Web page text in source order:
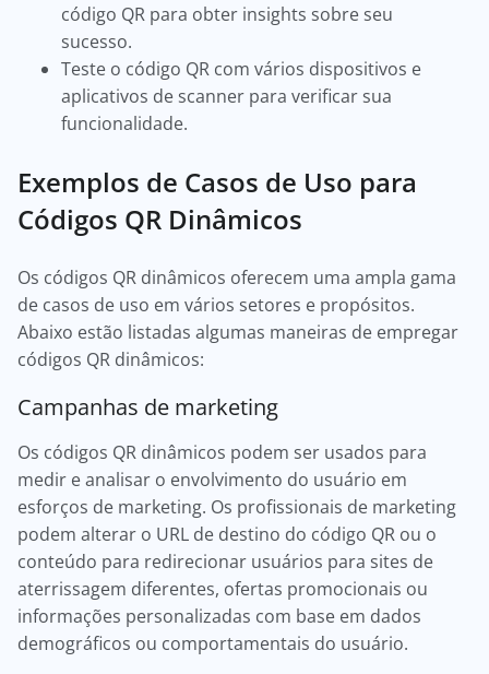
código QR para obter insights sobre seu
sucesso.
Teste o código QR com vários dispositivos e
aplicativos de scanner para verificar sua
funcionalidade.
Exemplos de Casos de Uso para
Códigos QR Dinâmicos
Os códigos QR dinâmicos oferecem uma ampla gama
de casos de uso em vários setores e propósitos.
Abaixo estão listadas algumas maneiras de empregar
códigos QR dinâmicos:
Campanhas de marketing
Os códigos QR dinâmicos podem ser usados para
medir e analisar o envolvimento do usuário em
esforços de marketing. Os profissionais de marketing
podem alterar o URL de destino do código QR ou o
conteúdo para redirecionar usuários para sites de
aterrissagem diferentes, ofertas promocionais ou
informações personalizadas com base em dados
demográficos ou comportamentais do usuário.